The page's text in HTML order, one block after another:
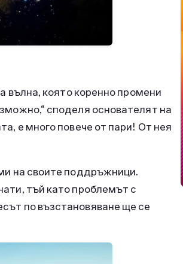
вълна, която коренно промени
споделя основателят на
е много повече от пари! От нея
на своите поддръжници.
тъй като проблемът с
по възстановяване ще се